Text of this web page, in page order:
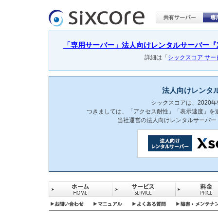
「専用サーバー」法人向けレンタルサーバー
詳細は「 シックスコア サ
法人向けレンタ
シックスコアは、2020
つきましては、「アクセス耐性」「表示速度」
当社運営の法人向けレンタルサーバー